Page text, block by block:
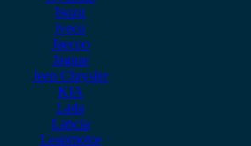
Isuzu
iveco
Jaecoo
Jaguar
Jeep Chrysler
KIA
Lada
Lancia
Leapmotor